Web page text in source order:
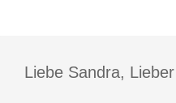
Liebe Sandra,